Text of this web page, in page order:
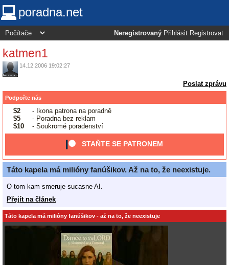
poradna.net
Neregistrovaný Přihlásit Registrovat
katmen1
14.12.2006 19:02:27
Poslat zprávu
Podpořte nás
$2
- Ikona patrona na poradně
$5
- Poradna bez reklam
$10
- Soukromé poradenství
STAŇTE SE PATRONEM
Táto kapela má milióny fanúšikov. Až na to, že neexistuje.
O tom kam smeruje sucasne AI.
Přejít na článek
Táto kapela má milióny fanúšikov - až na to, že neexistuje